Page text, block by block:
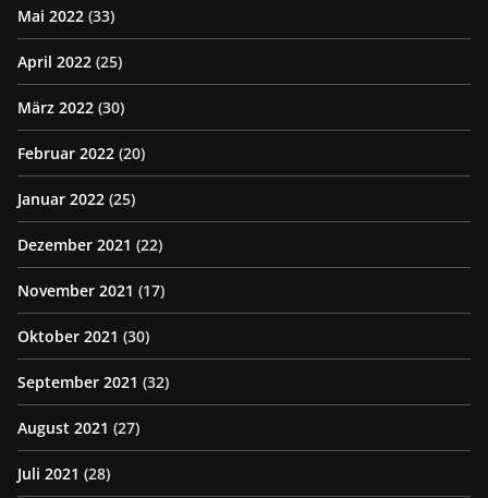
Mai 2022 (33)
April 2022 (25)
März 2022 (30)
Februar 2022 (20)
Januar 2022 (25)
Dezember 2021 (22)
November 2021 (17)
Oktober 2021 (30)
September 2021 (32)
August 2021 (27)
Juli 2021 (28)